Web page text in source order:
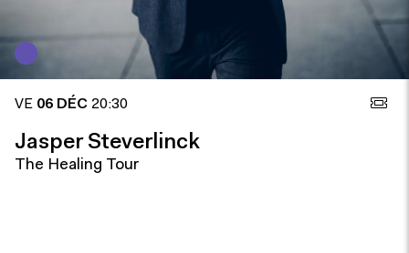
VE 06 DÉC 20:30
Jasper Steverlinck
The Healing Tour